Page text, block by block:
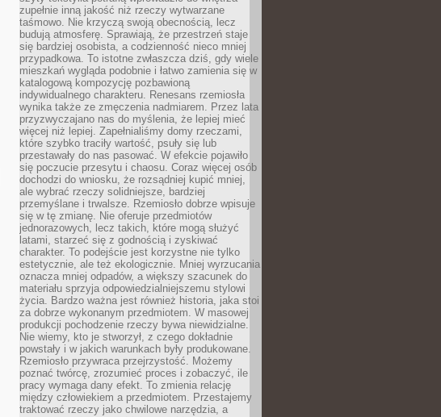
zupełnie inną jakość niż rzeczy wytwarzane
taśmowo. Nie krzyczą swoją obecnością, lecz
budują atmosferę. Sprawiają, że przestrzeń staje
się bardziej osobista, a codzienność nieco mniej
przypadkowa. To istotne zwłaszcza dziś, gdy wiele
mieszkań wygląda podobnie i łatwo zamienia się w
katalogową kompozycję pozbawioną
indywidualnego charakteru. Renesans rzemiosła
wynika także ze zmęczenia nadmiarem. Przez lata
przyzwyczajano nas do myślenia, że lepiej mieć
więcej niż lepiej. Zapełnialiśmy domy rzeczami,
które szybko traciły wartość, psuły się lub
przestawały do nas pasować. W efekcie pojawiło
się poczucie przesytu i chaosu. Coraz więcej osób
dochodzi do wniosku, że rozsądniej kupić mniej,
ale wybrać rzeczy solidniejsze, bardziej
przemyślane i trwalsze. Rzemiosło dobrze wpisuje
się w tę zmianę. Nie oferuje przedmiotów
jednorazowych, lecz takich, które mogą służyć
latami, starzeć się z godnością i zyskiwać
charakter. To podejście jest korzystne nie tylko
estetycznie, ale też ekologicznie. Mniej wyrzucania
oznacza mniej odpadów, a większy szacunek do
materiału sprzyja odpowiedzialniejszemu stylowi
życia. Bardzo ważna jest również historia, jaka stoi
za dobrze wykonanym przedmiotem. W masowej
produkcji pochodzenie rzeczy bywa niewidzialne.
Nie wiemy, kto je stworzył, z czego dokładnie
powstały i w jakich warunkach były produkowane.
Rzemiosło przywraca przejrzystość. Możemy
poznać twórcę, zrozumieć proces i zobaczyć, ile
pracy wymaga dany efekt. To zmienia relację
między człowiekiem a przedmiotem. Przestajemy
traktować rzeczy jako chwilowe narzędzia, a